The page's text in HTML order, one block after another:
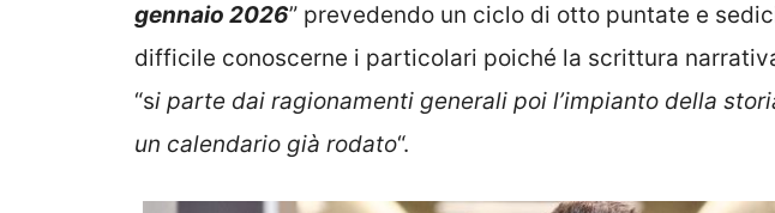
gennaio 2026” prevedendo un ciclo di otto puntate e
difficile conoscerne i particolari poiché la scrittura
“si parte dai ragionamenti generali poi l’impianto della
un calendario già rodato“.